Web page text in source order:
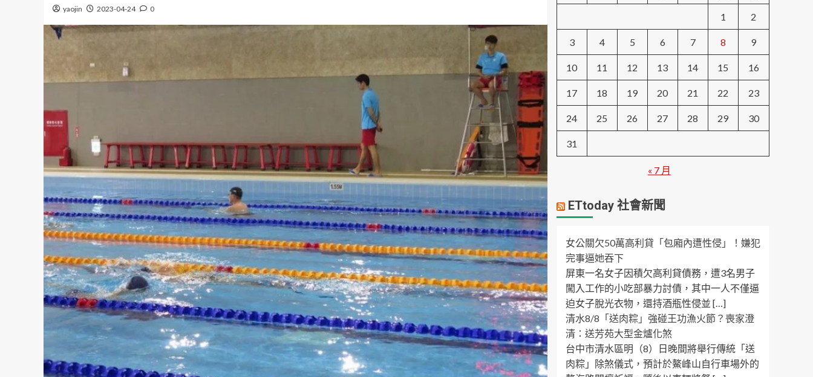
yaojin 2023-04-24 0
1
2
3 4 5 6 7 8 9
10 11 12 13 14 15 16
17 18 19 20 21 22 23
24 25 26 27 28 29 30
31
« 7 月
ETtoday 社會新聞
女公關欠50萬高利貸「包廂內遭性侵」！嫌犯
完事逼她吞下
屏東一名女子因積欠高利貸債務，遭3名男子
闖入工作的小吃部暴力討債，其中一人不僅逼
迫女子脫光衣物，還持酒瓶性侵並 […]
清水8/8「送肉粽」強碰王功漁火節？喪家澄
清：送芳苑大型金爐化煞
台中市清水區明（8）日晚間將舉行傳統「送
肉粽」除煞儀式，預計於鰲峰山自行車場外的